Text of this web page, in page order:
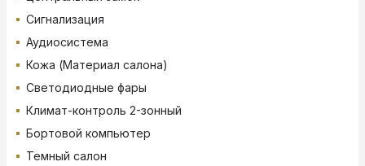
Сигнализация
Аудиосистема
Кожа (Материал салона)
Светодиодные фары
Климат-контроль 2-зонный
Бортовой компьютер
Темный салон